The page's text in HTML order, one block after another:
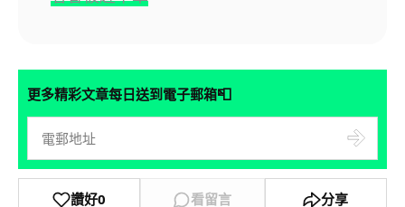
更多精彩文章每日送到電子郵箱📮
讚好0 看留言 分享